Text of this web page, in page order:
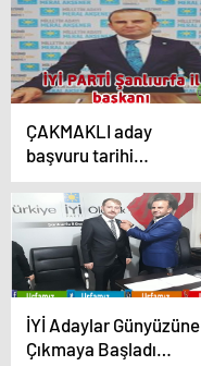
ÇAKMAKLI aday
başvuru tarihi
hakkında açıklama
yaptı
İYİ Adaylar Günyüzüne
Çıkmaya Başladı…